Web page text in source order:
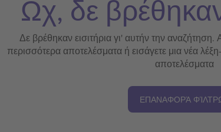
Ωχ, δε βρέθηκαν
Δε βρέθηκαν εισιτήρια γι' αυτήν την αναζήτηση.
περισσότερα αποτελέσματα ή εισάγετε μια νέα
αποτελέσματα
ΕΠΑΝΑΦΟΡΆ